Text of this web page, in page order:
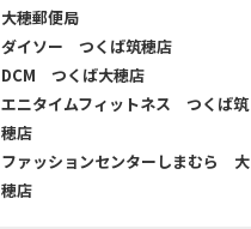
大穂郵便局
ダイソー つくば筑穂店
DCM つくば大穂店
エニタイムフィットネス つくば筑
穂店
ファッションセンターしまむら 大
穂店